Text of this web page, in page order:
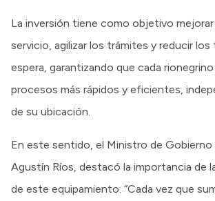
La inversión tiene como objetivo mejorar
servicio, agilizar los trámites y reducir los
espera, garantizando que cada
procesos más rápidos y eficientes,
de su ubicación.
En este sentido, el Ministro de Gobierno
Agustín Ríos, destacó la importancia de
de este equipamiento: “Cada vez que